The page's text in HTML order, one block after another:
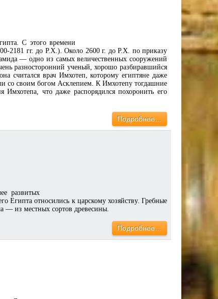
С этого времени
2181 гг. до Р.Х.). Около 2600 г. до Р.Х. по приказу
— одно из самых величественных сооружений
разносторонний ученый, хорошо разбиравшийся
считался врач Имхотеп, которому египтяне даже
со своим богом Асклепием. К Имхотепу тогдашние
что даже распорядился похоронить его
Подробнее…
развитых
Египта относились к царскому хозяйству. Гребные
— из местных сортов древесины.
Подробнее…